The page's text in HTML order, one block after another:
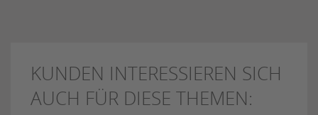
KUNDEN INTERESSIEREN SICH
AUCH FÜR DIESE THEMEN: